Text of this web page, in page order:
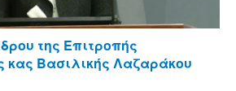
της Επιτροπής
Βασιλικής Λαζαράκου